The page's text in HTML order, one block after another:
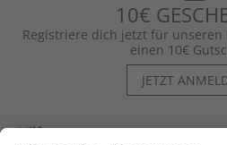
10€
Registriere dich jetzt für
einen 10€
JETZT
Hilfe